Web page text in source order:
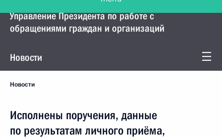
Управление Президента по работе с
обращениями граждан и организаций
Новости
Новости
Исполнены поручения, данные
по результатам личного приёма,